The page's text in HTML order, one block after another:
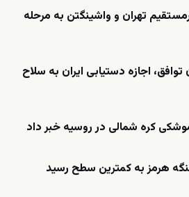
تهران و واشینگتن به مرحله
توافق، اجازه دستیابی ایران به سلاح
موشکی کره شمالی در روسیه خبر داد
هرمز به کمترین سطح رسید